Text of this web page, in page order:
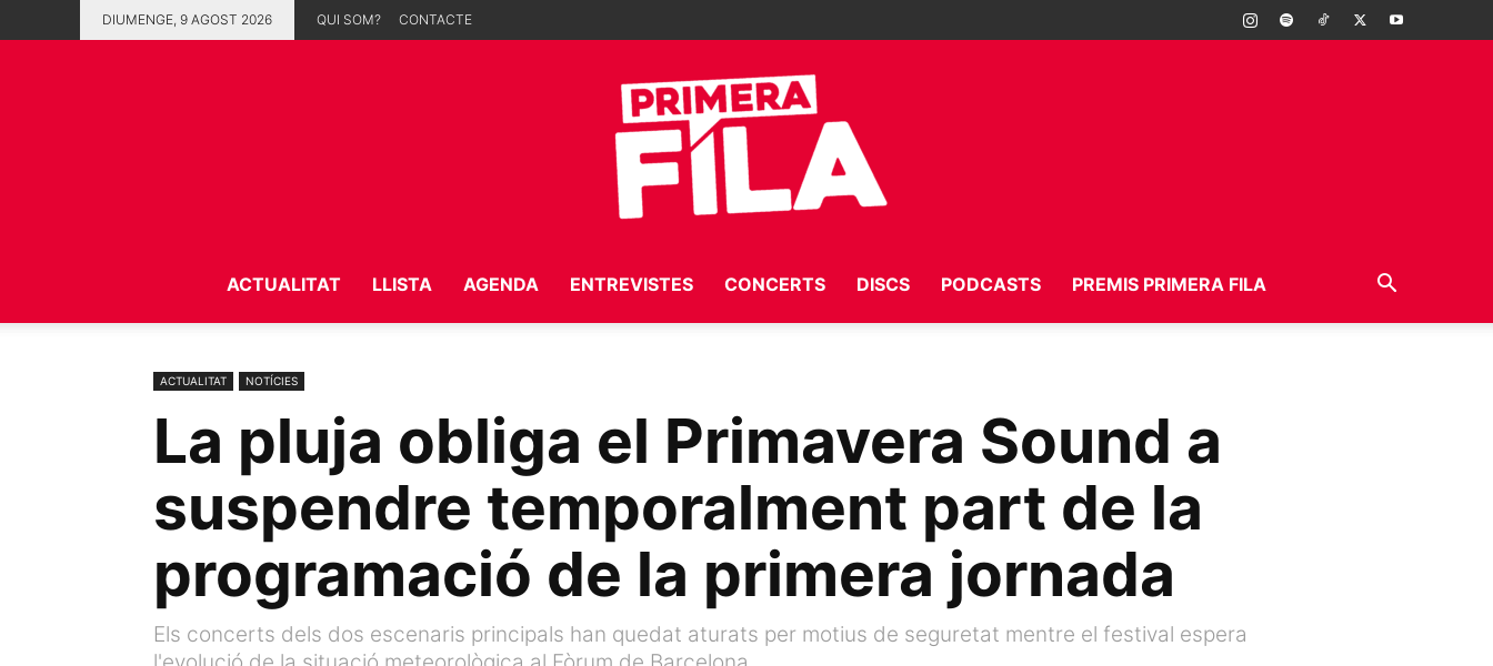
DIUMENGE, 9 AGOST 2026 QUI SOM? CONTACTE
Fila
ACTUALITAT LLISTA AGENDA ENTREVISTES CONCERTS DISCS PODCASTS PREMIS PRIMERA FILA
ACTUALITAT NOTÍCIES
La pluja obliga el Primavera Sound a
suspendre temporalment part de la
programació de la primera jornada
Els concerts dels dos escenaris principals han quedat aturats per motius de seguretat mentre el festival espera